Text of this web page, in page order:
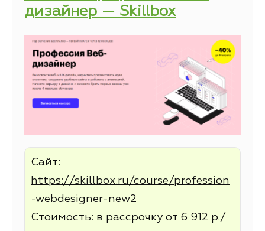
дизайнер — Skillbox
Сайт:
https://skillbox.ru/course/profession
-webdesigner-new2
Стоимость: в рассрочку от 6 912 р./